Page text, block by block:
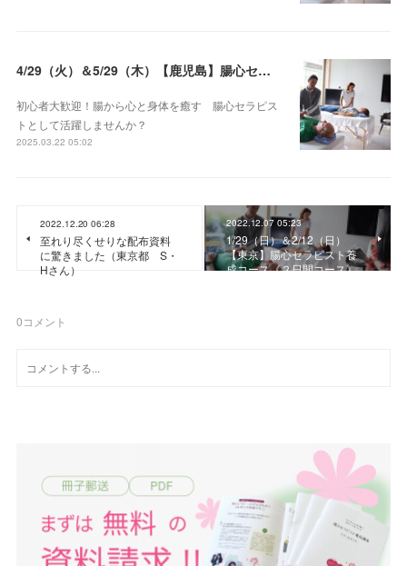
4/29（火）＆5/29（木）【鹿児島】腸心セラピスト養成コース《２日間コース》開講決定
初心者大歓迎！腸から心と身体を癒す 腸心セラピス
トとして活躍しませんか？
2025.03.22 05:02
2022.12.20 06:28
至れり尽くせりな配布資料
に驚きました（東京都 S・
Hさん）
2022.12.07 05:23
1/29（日）＆2/12（日）
【東京】腸心セラピスト養
成コース《２日間コース》
0コメント